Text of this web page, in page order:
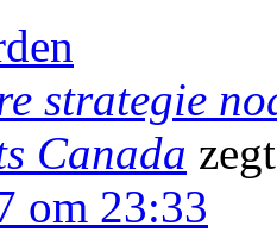
strategie
Canada
om 23:33